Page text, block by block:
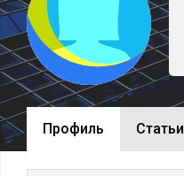
Профиль Cтатьи